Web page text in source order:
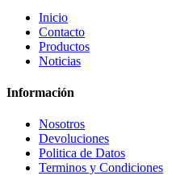
Inicio
Contacto
Productos
Noticias
Información
Nosotros
Devoluciones
Politica de Datos
Terminos y Condiciones